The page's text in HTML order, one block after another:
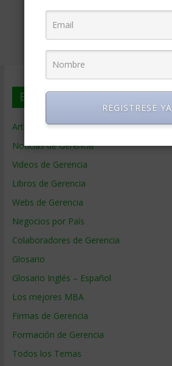
En deGerencia.com
Artículos de Gerencia
Noticias de Gerencia
Videos de Gerencia
Libros de Gerencia
Webs de Gerencia
Negocios por País
Colaboradores de Gerencia
Glosario
Glosario Inglés – Español
Los mejores MBA
Firmas de Gerencia
Formación de Gerencia
Todos los Temas
REGISTRESE YA